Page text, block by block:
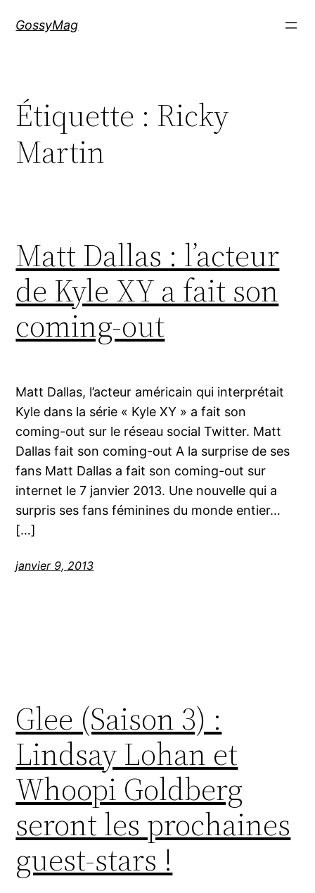
GossyMag
Étiquette : Ricky
Martin
Matt Dallas : l’acteur
de Kyle XY a fait son
coming-out
Matt Dallas, l’acteur américain qui interprétait
Kyle dans la série « Kyle XY » a fait son
coming-out sur le réseau social Twitter. Matt
Dallas fait son coming-out A la surprise de ses
fans Matt Dallas a fait son coming-out sur
internet le 7 janvier 2013. Une nouvelle qui a
surpris ses fans féminines du monde entier…
[…]
janvier 9, 2013
Glee (Saison 3) :
Lindsay Lohan et
Whoopi Goldberg
seront les prochaines
guest-stars !